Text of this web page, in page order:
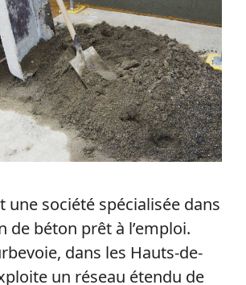
une société spécialisée dans
de béton prêt à l’emploi.
dans les Hauts-de-
un réseau étendu de